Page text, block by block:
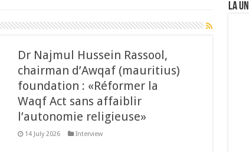
Ameer Meea rassure sur l’avenir des propriétés waqf
– Parwez Bolaky : départ d’un père aimant
Dr Najmul Hussein Rassool,
chairman d’Awqaf (mauritius)
foundation : «Réformer la
Waqf Act sans affaiblir
l’autonomie religieuse»
14 July 2026 Interview
LA